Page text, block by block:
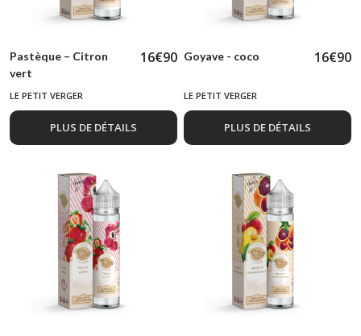
Pastèque – Citron
vert
16€90
LE PETIT VERGER
PLUS DE DÉTAILS
Goyave - coco 16€90
LE PETIT VERGER
PLUS DE DÉTAILS